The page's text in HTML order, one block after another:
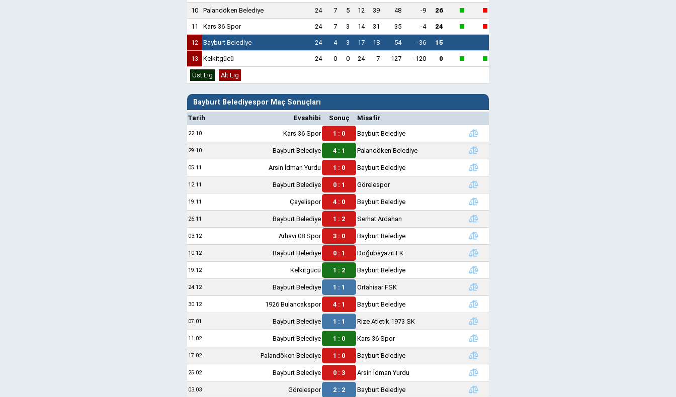
10 Palandöken Belediye 24 7 5 12 39 48 -9 26 ■ ■
11 Kars 36 Spor 24 7 3 14 31 35 -4 24 ■ ■
12 Bayburt Belediye 24 4 3 17 18 54 -36 15
13 Kelkitgücü 24 0 0 24 7 127 -120 0 ■ ■
Üst Lig Alt Lig
Bayburt Belediyespor Maç Sonuçları
Tarih Evsahibi Sonuç Misafir
22.10 Kars 36 Spor 1 : 0 Bayburt Belediye
29.10 Bayburt Belediye 4 : 1 Palandöken Belediye
05.11 Arsin İdman Yurdu 1 : 0 Bayburt Belediye
12.11 Bayburt Belediye 0 : 1 Görelespor
19.11 Çayelispor 4 : 0 Bayburt Belediye
26.11 Bayburt Belediye 1 : 2 Serhat Ardahan
03.12 Arhavi 08 Spor 3 : 0 Bayburt Belediye
10.12 Bayburt Belediye 0 : 1 Doğubayazıt FK
19.12 Kelkitgücü 1 : 2 Bayburt Belediye
24.12 Bayburt Belediye 1 : 1 Ortahisar FSK
30.12 1926 Bulancakspor 4 : 1 Bayburt Belediye
07.01 Bayburt Belediye 1 : 1 Rize Atletik 1973 SK
11.02 Bayburt Belediye 1 : 0 Kars 36 Spor
17.02 Palandöken Belediye 1 : 0 Bayburt Belediye
25.02 Bayburt Belediye 0 : 3 Arsin İdman Yurdu
03.03 Görelespor 2 : 2 Bayburt Belediye